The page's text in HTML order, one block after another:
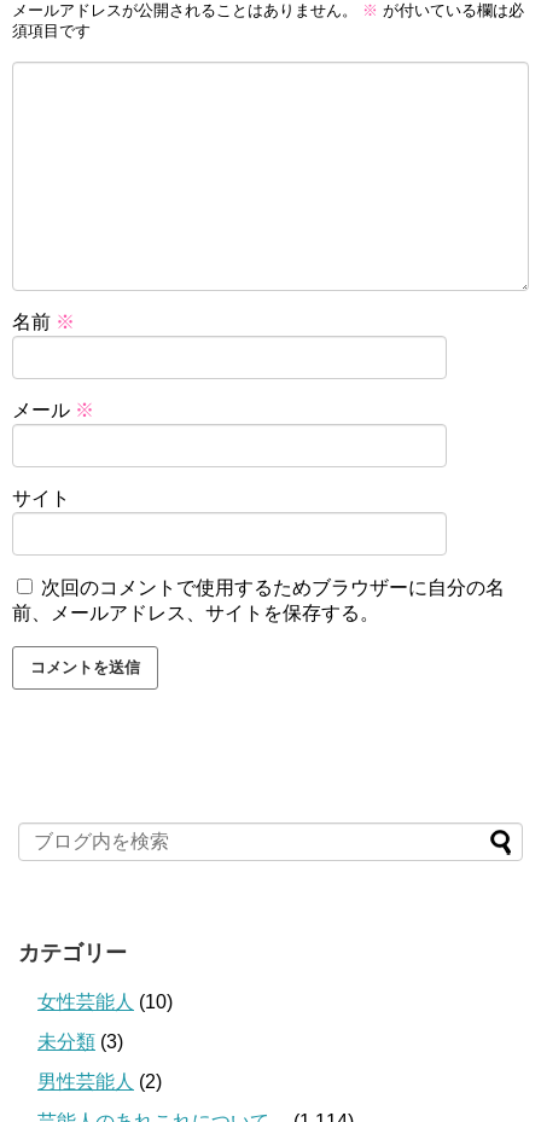
メールアドレスが公開されることはありません。 ※ が付いている欄は必
須項目です
名前 ※
メール ※
サイト
次回のコメントで使用するためブラウザーに自分の名
前、メールアドレス、サイトを保存する。
カテゴリー
女性芸能人 (10)
未分類 (3)
男性芸能人 (2)